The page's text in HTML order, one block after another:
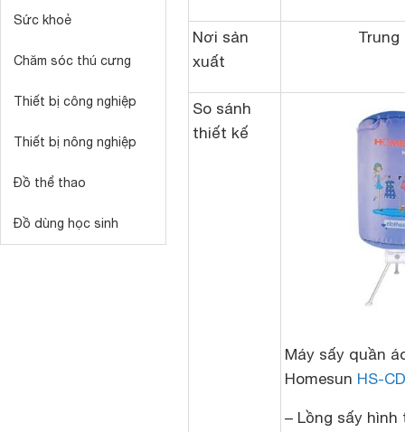
Sức khoẻ
Chăm sóc thú cưng
Thiết bị công nghiệp
Thiết bị nông nghiệp
Đồ thể thao
Đồ dùng học sinh
Nơi sản
xuất
Trung
So sánh
thiết kế
Máy sấy quần
Homesun HS-
– Lồng sấy